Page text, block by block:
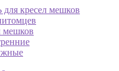
кресел мешков
мешков